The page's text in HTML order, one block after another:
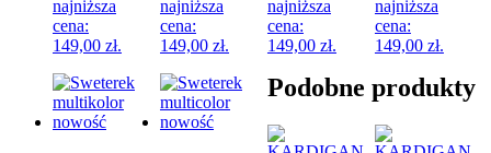
najniższa
cena:
149,00 zł.
najniższa
cena:
149,00 zł.
najniższa
cena:
149,00 zł.
najniższa
cena:
149,00 zł.
Podobne produkty